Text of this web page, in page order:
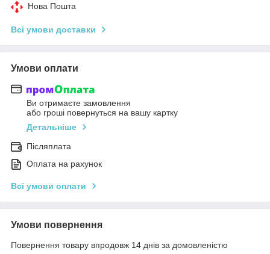
Нова Пошта
Всі умови доставки
Умови оплати
Ви отримаєте замовлення
або гроші повернуться на вашу картку
Детальніше
Післяплата
Оплата на рахунок
Всі умови оплати
Умови повернення
Повернення товару впродовж 14 днів за домовленістю